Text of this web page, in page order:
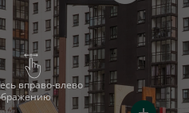
вправо-влево